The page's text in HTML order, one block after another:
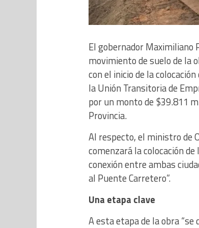
El gobernador Maximiliano
movimiento de suelo de la
con el inicio de la
la Unión Transitoria de
por un monto de $39.811
Provincia.
Al respecto, el ministro de
comenzará la colocación
conexión entre ambas
al Puente Carretero”.
Una etapa clave
A esta etapa de la obra